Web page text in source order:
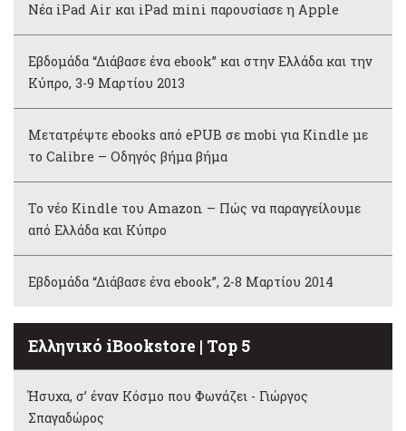
Νέα iPad Air και iPad mini παρουσίασε η Apple
Εβδομάδα “Διάβασε ένα ebook” και στην Ελλάδα και την
Κύπρο, 3-9 Μαρτίου 2013
Μετατρέψτε ebooks από ePUB σε mobi για Kindle με
το Calibre – Οδηγός βήμα βήμα
Το νέο Kindle του Amazon – Πώς να παραγγείλουμε
από Ελλάδα και Κύπρο
Εβδομάδα “Διάβασε ένα ebook”, 2-8 Μαρτίου 2014
Ελληνικό iBookstore | Top 5
Ήσυχα, σ’ έναν Κόσμο που Φωνάζει - Γιώργος
Σπαγαδώρος